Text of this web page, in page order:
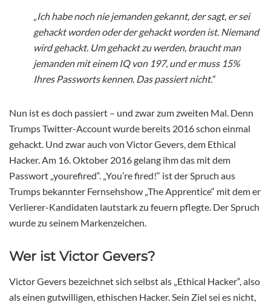
„Ich habe noch nie jemanden gekannt, der sagt, er sei
gehackt worden oder der gehackt worden ist. Niemand
wird gehackt. Um gehackt zu werden, braucht man
jemanden mit einem IQ von 197, und er muss 15%
Ihres Passworts kennen. Das passiert nicht.“
Nun ist es doch passiert – und zwar zum zweiten Mal. Denn
Trumps Twitter-Account wurde bereits 2016 schon einmal
gehackt. Und zwar auch von Victor Gevers, dem Ethical
Hacker. Am 16. Oktober 2016 gelang ihm das mit dem
Passwort „yourefired“. „You’re fired!“ ist der Spruch aus
Trumps bekannter Fernsehshow „The Apprentice“ mit dem er
Verlierer-Kandidaten lautstark zu feuern pflegte. Der Spruch
wurde zu seinem Markenzeichen.
Wer ist Victor Gevers?
Victor Gevers bezeichnet sich selbst als „Ethical Hacker“, also
als einen gutwilligen, ethischen Hacker. Sein Ziel sei es nicht,